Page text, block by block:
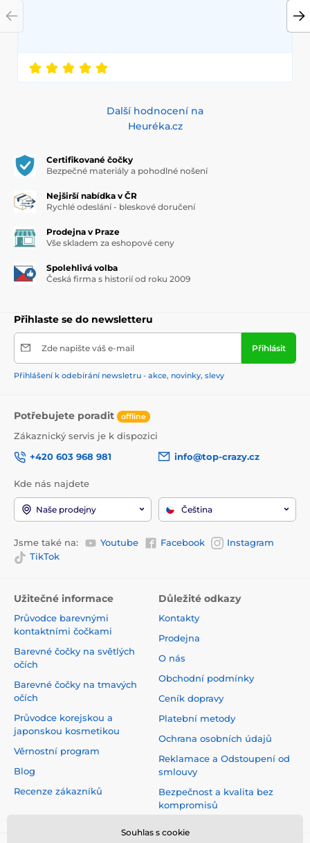
Další hodnocení na
Heuréka.cz
Certifikované čočky
Bezpečné materiály a pohodlné nošení
Nejširší nabídka v ČR
Rychlé odeslání - bleskové doručení
Prodejna v Praze
Vše skladem za eshopové ceny
Spolehlivá volba
Česká firma s historií od roku 2009
Přihlaste se do newsletteru
Zde napište váš e-mail Přihlásit
Přihlášení k odebírání newsletru - akce, novinky, slevy
Potřebujete poradit offline
Zákaznický servis je k dispozici
+420 603 968 981
info@top-crazy.cz
Kde nás najdete
Naše prodejny Čeština
Jsme také na: Youtube Facebook
Instagram
TikTok
Užitečné informace
Průvodce barevnými
kontaktními čočkami
Barevné čočky na světlých
očích
Barevné čočky na tmavých
očích
Průvodce korejskou a
japonskou kosmetikou
Věrnostní program
Blog
Recenze zákazníků
Důležité odkazy
Kontakty
Prodejna
O nás
Obchodní podmínky
Ceník dopravy
Platební metody
Ochrana osobních údajů
Reklamace a Odstoupení od
smlouvy
Bezpečnost a kvalita bez
kompromisů
Souhlas s cookie